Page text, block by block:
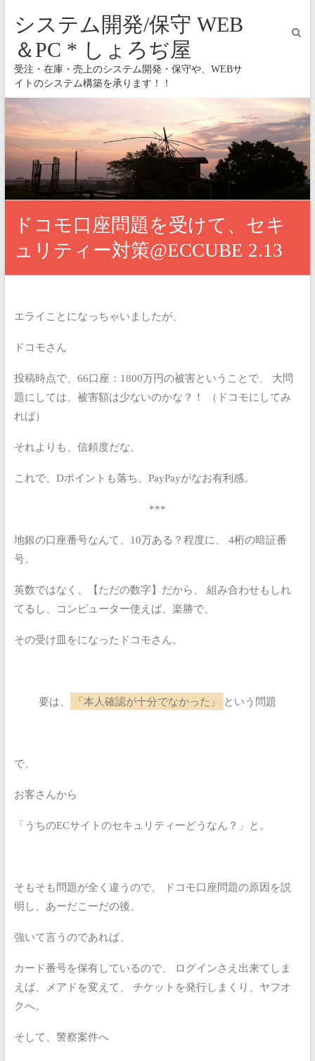
システム開発/保守 WEB
＆PC * しょろぢ屋
受注・在庫・売上のシステム開発・保守や、WEBサ
イトのシステム構築を承ります！！
ドコモ口座問題を受けて、セキ
ュリティー対策@ECCUBE 2.13
エライことになっちゃいましたが、
ドコモさん
投稿時点で、66口座：1800万円の被害ということで、
大問
題にしては、被害額は少ないのかな？！
（ドコモにしてみ
れば）
それよりも、信頼度だな。
これで、Dポイントも落ち、PayPayがなお有利感。
***
地銀の口座番号なんて、10万ある？程度に、
4桁の暗証番
号。
英数ではなく、【ただの数字】だから、
組み合わせもしれ
てるし、コンピューター使えば、楽勝で、
その受け皿をになったドコモさん。
要は、 「本人確認が十分でなかった」 という問題
で、
お客さんから
「うちのECサイトのセキュリティーどうなん？」と。
そもそも問題が全く違うので、
ドコモ口座問題の原因を説
明し、あーだこーだの後、
強いて言うのであれば、
カード番号を保有しているので、
ログインさえ出来てしま
えば、メアドを変えて、
チケットを発行しまくり、ヤフオ
クへ。
そして、警察案件へ